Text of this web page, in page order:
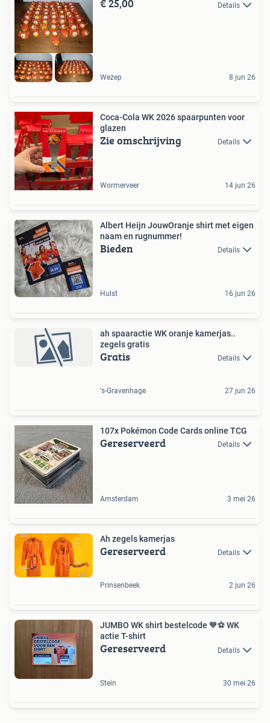
€ 25,00 Details
Wezep 8 jun 26
Coca-Cola WK 2026 spaarpunten voor
glazen
Zie omschrijving Details
Wormerveer 14 jun 26
Albert Heijn JouwOranje shirt met eigen
naam en rugnummer!
Bieden Details
Hulst 16 jun 26
ah spaaractie WK oranje kamerjas..
zegels gratis
Gratis Details
's-Gravenhage 27 jun 26
107x Pokémon Code Cards online TCG
Gereserveerd Details
Amsterdam 3 mei 26
Ah zegels kamerjas
Gereserveerd Details
Prinsenbeek 2 jun 26
JUMBO WK shirt bestelcode 🧡⚽️ WK
actie T-shirt
Gereserveerd Details
Stein 30 mei 26